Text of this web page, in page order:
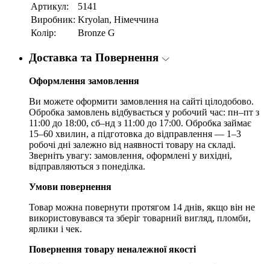
Артикул:
5141
Виробник: Kryolan, Німеччина
Колір:
Bronze G
Доставка та Повернення
Оформлення замовлення
Ви можете оформити замовлення на сайті цілодобово.
Обробка замовлень відбувається у робочий час: пн–пт з
11:00 до 18:00, сб–нд з 11:00 до 17:00. Обробка займає
15–60 хвилин, а підготовка до відправлення — 1–3
робочі дні залежно від наявності товару на складі.
Зверніть увагу: замовлення, оформлені у вихідні,
відправляються з понеділка.
Умови повернення
Товар можна повернути протягом 14 днів, якщо він не
використовувався та зберіг товарний вигляд, пломби,
ярлики і чек.
Повернення товару неналежної якості